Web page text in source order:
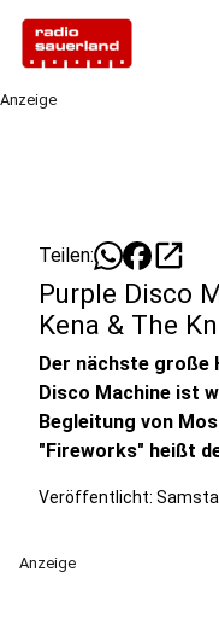
Anzeige
Teilen: open_in_new
Purple Disco
Kena & The
Der nächste große
Disco Machine ist
Begleitung von
"Fireworks" heißt
Veröffentlicht:
Anzeige